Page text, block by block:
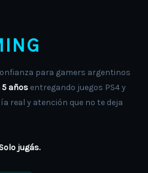
para gamers argentinos
5 años entregando juegos PS4 y
real y atención que no te deja
Solo jugás.